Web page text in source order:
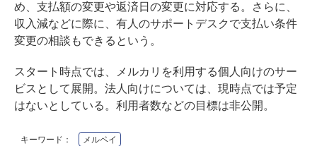
め、支払額の変更や返済日の変更に対応する。さらに、
収入減などに際に、有人のサポートデスクで支払い条件
変更の相談もできるという。
スタート時点では、メルカリを利用する個人向けのサー
ビスとして展開。法人向けについては、現時点では予定
はないとしている。利用者数などの目標は非公開。
キーワード： メルペイ